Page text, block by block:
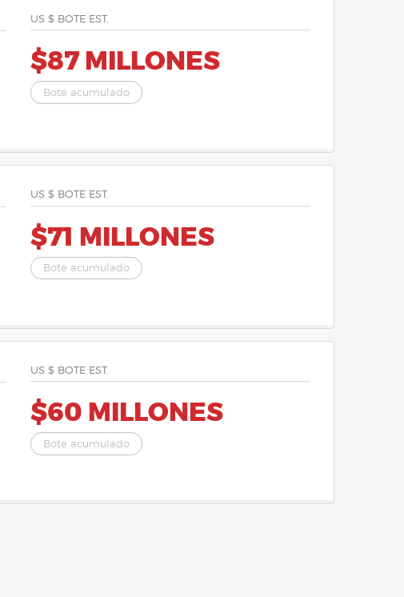
US $ BOTE EST.
$87 MILLONES
Bote acumulado
US $ BOTE EST.
$71 MILLONES
Bote acumulado
US $ BOTE EST.
$60 MILLONES
Bote acumulado